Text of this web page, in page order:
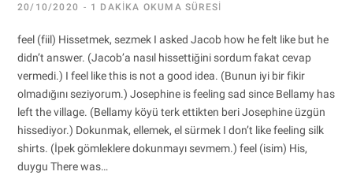
20/10/2020 1 DAKIKA OKUMA SÜRESI
feel (fiil) Hissetmek, sezmek I asked Jacob how he felt like but he
didn’t answer. (Jacob’a nasıl hissettiğini sordum fakat cevap
vermedi.) I feel like this is not a good idea. (Bunun iyi bir fikir
olmadığını seziyorum.) Josephine is feeling sad since Bellamy has
left the village. (Bellamy köyü terk ettikten beri Josephine üzgün
hissediyor.) Dokunmak, ellemek, el sürmek I don’t like feeling silk
shirts. (İpek gömleklere dokunmayı sevmem.) feel (isim) His,
duygu There was…